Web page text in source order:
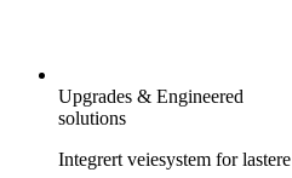
Upgrades & Engineered
solutions
Integrert veiesystem for lastere